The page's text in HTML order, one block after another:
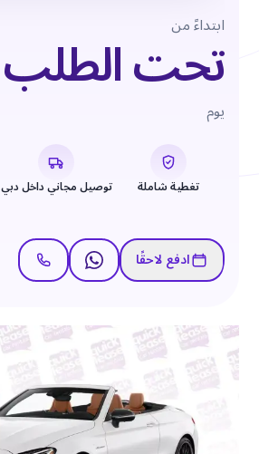
ابتداءً من
تحت الطلب
يوم
تغطية شاملة توصيل مجاني داخل دبي
ادفع لاحقًا